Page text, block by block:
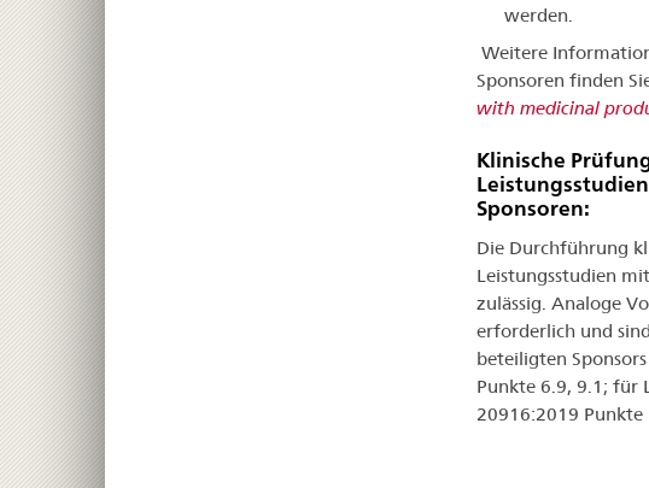
werden.
Weitere
Sponsoren finden
with medicinal
Klinische
Sponsoren:
Die Durchführung
Leistungsstudien
zulässig. Analoge
erforderlich und
beteiligten
Punkte 6.9, 9.1; für
20916:2019 Punkte